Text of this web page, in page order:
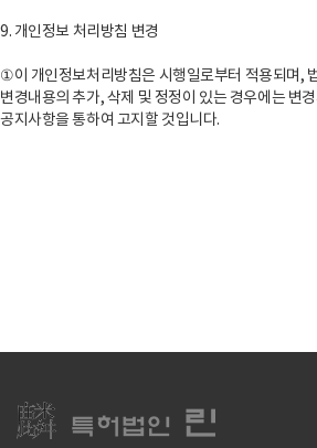
9. 개인정보 처리방침 변경
①이 개인정보처리방침은 시행일로부터 적용되며,
변경내용의 추가, 삭제 및 정정이 있는 경우에는 변
공지사항을 통하여 고지할 것입니다.